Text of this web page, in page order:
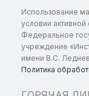
Использование
условии
Федеральное
учреждение
имени В.С.
Политика